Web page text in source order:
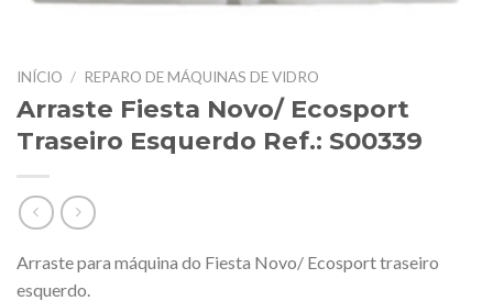
INÍCIO / REPARO DE MÁQUINAS DE VIDRO
Arraste Fiesta Novo/ Ecosport
Traseiro Esquerdo Ref.: S00339
Arraste para máquina do Fiesta Novo/ Ecosport traseiro
esquerdo.